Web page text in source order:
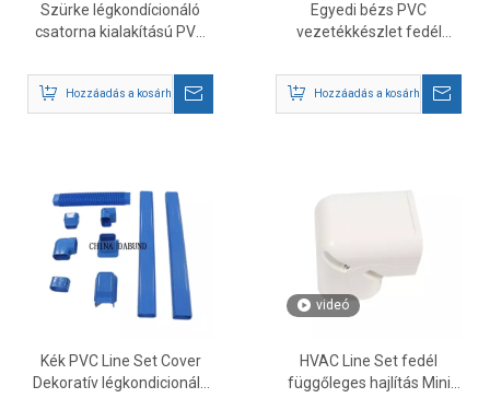
Szürke légkondícionáló
csatorna kialakítású PVC
készlet
Hozzáadás a kosárhoz
Egyedi bézs PVC
vezetékkészlet fedél
csővezeték készlet
csőburkolat
Hozzáadás a kosárhoz
Kék PVC Line Set Cover
Dekoratív légkondicionáló
videó
HVAC Line Set fedél
függőleges hajlítás Mini